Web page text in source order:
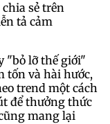
sẻ trên
tả cảm
"bỏ lỡ thế giới"
tốn và hài hước,
trend một cách
để thưởng thức
mang lại